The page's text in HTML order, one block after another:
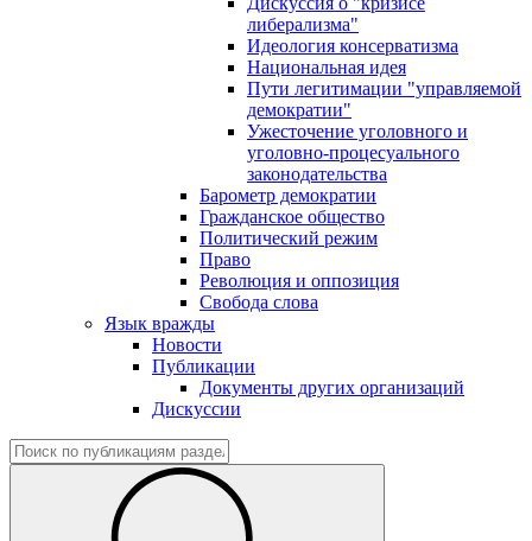
либерализма"
Идеология консерватизма
Национальная идея
Пути легитимации "управляемой
демократии"
Ужесточение уголовного и
уголовно-процесуального
законодательства
Барометр демократии
Гражданское общество
Политический режим
Право
Революция и оппозиция
Свобода слова
Язык вражды
Новости
Публикации
Документы других организаций
Дискуссии